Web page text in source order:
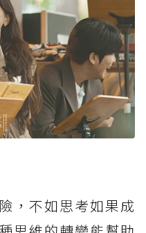
，不如思考如果成